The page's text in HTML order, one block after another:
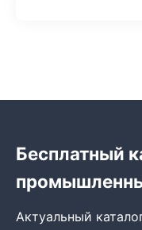
Бесплатный
Актуальный